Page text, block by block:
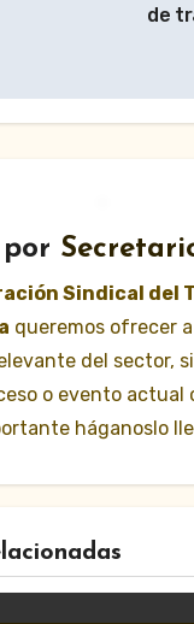
de
por
Sindical del
queremos ofrecer
del sector,
o evento actual
háganoslo